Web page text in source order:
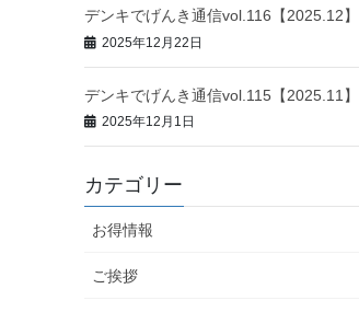
デンキでげんき通信vol.116【2025.12】
2025年12月22日
デンキでげんき通信vol.115【2025.11】
2025年12月1日
カテゴリー
お得情報
ご挨拶